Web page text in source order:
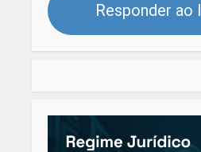
Responder ao